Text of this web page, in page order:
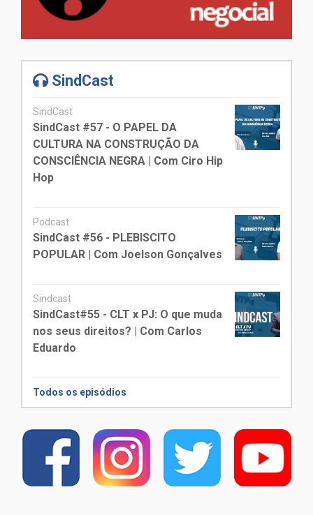
SindCast
SindCast
SindCast #57 - O PAPEL DA
CULTURA NA CONSTRUÇÃO DA
CONSCIÊNCIA NEGRA | Com Ciro Hip
Hop
Podcast
SindCast #56 - PLEBISCITO
POPULAR | Com Joelson Gonçalves
Sindcast
SindCast#55 - CLT x PJ: O que muda
nos seus direitos? | Com Carlos
Eduardo
Todos os episódios